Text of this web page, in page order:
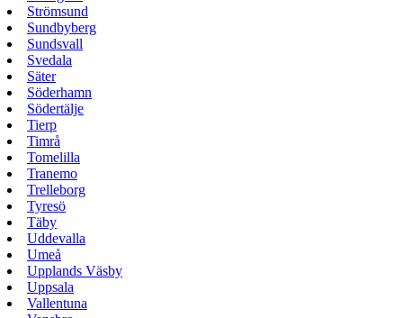
Strömsund
Sundbyberg
Sundsvall
Svedala
Säter
Söderhamn
Södertälje
Tierp
Timrå
Tomelilla
Tranemo
Trelleborg
Tyresö
Täby
Uddevalla
Umeå
Upplands Väsby
Uppsala
Vallentuna